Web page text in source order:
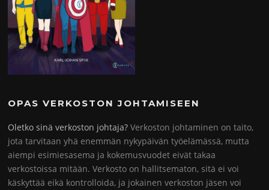
OPAS VERKOSTON JOHTAMISEEN
Oletko sinä verkoston johtaja? Verkoston johtaminen on taito,
jota tarvitaan yhä enemmän nykypäivän työelämässä, mutta
aiempi esimiesasema ja kokemusvuodet eivät takaa
verkostoissa mitään. Verkosto on hallitsematon, sitä ei voi
käskyttää eikä kontrolloida, ja jokainen verkoston jäsen voi